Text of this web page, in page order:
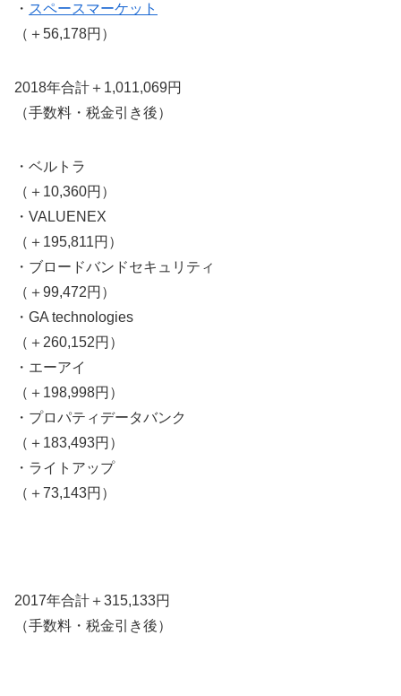
・ スペースマーケット
（＋56,178円）
2018年合計＋1,011,069円
（手数料・税金引き後）
・ベルトラ
（＋10,360円）
・VALUENEX
（＋195,811円）
・ブロードバンドセキュリティ
（＋99,472円）
・GA technologies
（＋260,152円）
・エーアイ
（＋198,998円）
・プロパティデータバンク
（＋183,493円）
・ライトアップ
（＋73,143円）
2017年合計＋315,133円
（手数料・税金引き後）